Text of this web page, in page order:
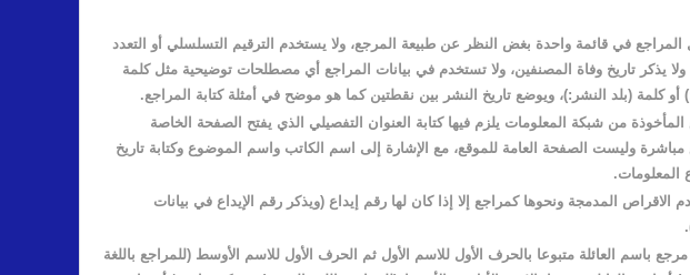
في قائمة واحدة بغض النظر عن طبيعة المرجع، ولا يستخدم الترقيم التسلسلي أو التعدد
يذكر تاريخ وفاة المصنفين، ولا تستخدم في بيانات المراجع أي مصطلحات توضيحية مثل كلمة
أو كلمة (بلد النشر:)، ويوضع تاريخ النشر بين نقطتين كما هو موضح في أمثلة كتابة المراجع.
المأخوذة من شبكة المعلومات يلزم فيها كتابة العنوان التفصيلي الذي يفتح الصفحة الخاصة
مباشرة وليست الصفحة العامة للموقع، مع الإشارة إلى اسم الكاتب واسم الموضوع وكتابة تاريخ
المعلومات.
الاقراص المدمجة ونحوها كمراجع إلا إذا كان لها رقم إيداع (ويذكر رقم الإيداع في بيانات
باسم العائلة متبوعا بالحرف الأول للاسم الأول ثم الحرف الأول للاسم الأوسط (للمراجع باللغة